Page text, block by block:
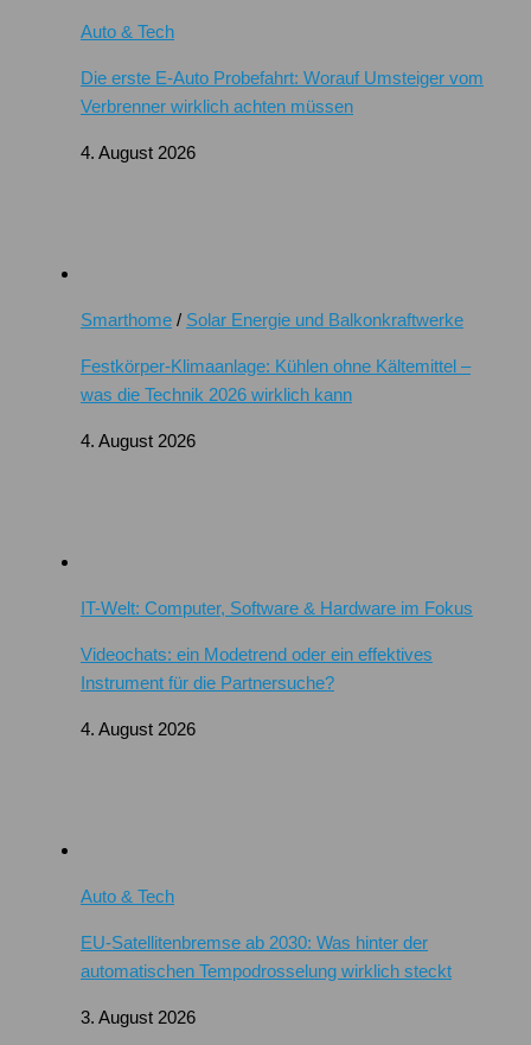
Auto & Tech
Die erste E-Auto Probefahrt: Worauf Umsteiger vom
Verbrenner wirklich achten müssen
4. August 2026
Smarthome / Solar Energie und Balkonkraftwerke
Festkörper-Klimaanlage: Kühlen ohne Kältemittel –
was die Technik 2026 wirklich kann
4. August 2026
IT-Welt: Computer, Software & Hardware im Fokus
Videochats: ein Modetrend oder ein effektives
Instrument für die Partnersuche?
4. August 2026
Auto & Tech
EU-Satellitenbremse ab 2030: Was hinter der
automatischen Tempodrosselung wirklich steckt
3. August 2026